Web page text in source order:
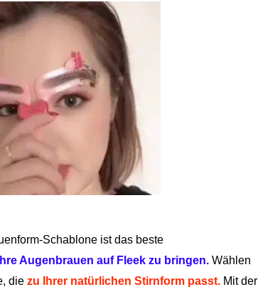
Schablone ist das beste
Ihre Augenbrauen auf Fleek zu bringen. Wählen
die zu Ihrer natürlichen Stirnform passt. Mit der